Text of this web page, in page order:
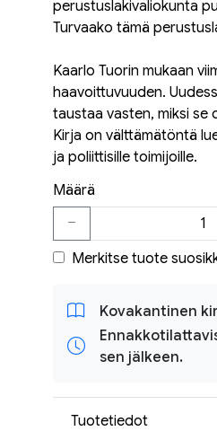
perustuslakivaliokunta
Turvaako tämä
Kaarlo Tuorin mukaan
haavoittuvuuden.
taustaa vasten, miksi se
Kirja on välttämätöntä
ja poliittisille toimijoille.
Määrä
Merkitse tuote
Kovakantinen
sen jälkeen.
Tuotetiedot